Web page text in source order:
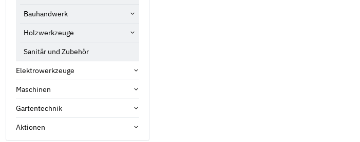
Bauhandwerk
Holzwerkzeuge
Sanitär und Zubehör
Elektrowerkzeuge
Maschinen
Gartentechnik
Aktionen